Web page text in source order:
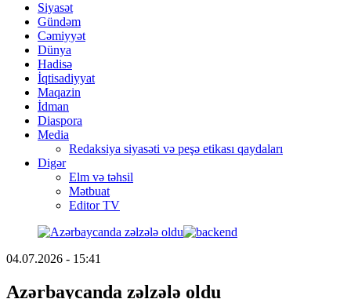
Siyasət
Gündəm
Cəmiyyət
Dünya
Hadisə
İqtisadiyyat
Maqazin
İdman
Diaspora
Media
Redaksiya siyasəti və peşə etikası qaydaları
Digər
Elm və təhsil
Mətbuat
Editor TV
04.07.2026 - 15:41
Azərbaycanda zəlzələ oldu